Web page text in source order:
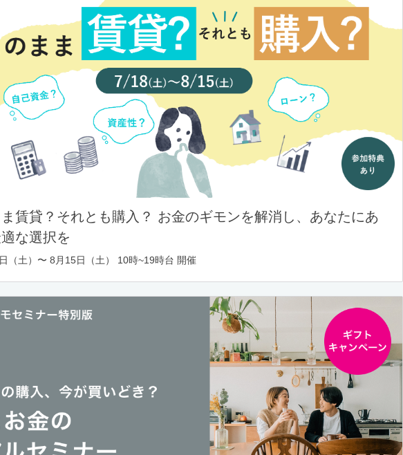
賃貸？それとも購入？ お金のギモンを解消し、あなたにあ
な選択を
（土）〜 8月15日（土） 10時~19時台 開催